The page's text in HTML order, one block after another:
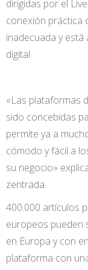
dirigidas por el
conexión práctica
inadecuada y
digital.
«Las plataformas
sido concebidas
permite ya a
cómodo y fácil a
su negocio»
zentrada.
400.000 artículos
europeos pueden
en Europa y con
plataforma con